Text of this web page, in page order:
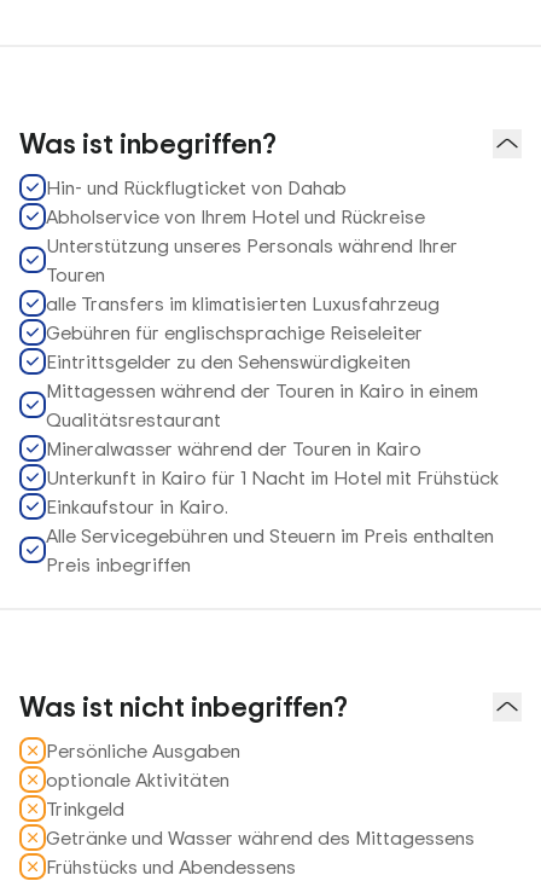
Was ist inbegriffen?
Hin- und Rückflugticket von Dahab
Abholservice von Ihrem Hotel und Rückreise
Unterstützung unseres Personals während Ihrer
Touren
alle Transfers im klimatisierten Luxusfahrzeug
Gebühren für englischsprachige Reiseleiter
Eintrittsgelder zu den Sehenswürdigkeiten
Mittagessen während der Touren in Kairo in einem
Qualitätsrestaurant
Mineralwasser während der Touren in Kairo
Unterkunft in Kairo für 1 Nacht im Hotel mit Frühstück
Einkaufstour in Kairo.
Alle Servicegebühren und Steuern im Preis enthalten
Preis inbegriffen
Was ist nicht inbegriffen?
Persönliche Ausgaben
optionale Aktivitäten
Trinkgeld
Getränke und Wasser während des Mittagessens
Frühstücks und Abendessens